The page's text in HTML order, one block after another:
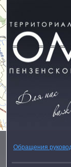
Обращения